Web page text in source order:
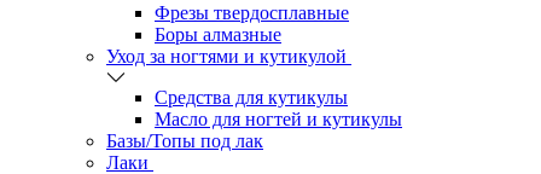
Фрезы твердосплавные
Боры алмазные
Уход за ногтями и кутикулой
Средства для кутикулы
Масло для ногтей и кутикулы
Базы/Топы под лак
Лаки